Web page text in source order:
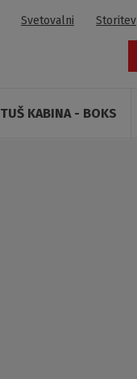
Svetovalni Storitev
TUŠ KABINA - BOKS